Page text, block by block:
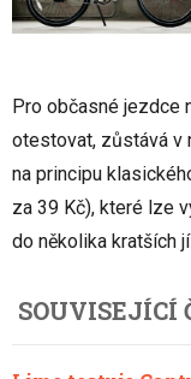
Pro občasné jezdce
otestovat, zůstává v
na principu
za 39 Kč), které lze
do několika kratších
SOUVISEJÍCÍ